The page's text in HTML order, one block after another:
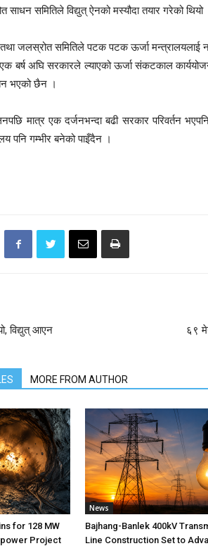
समितिले विद्युत् ऐनको मस्यौदा तयार गरेको थियो
जलस्रोत समितिले पटक पटक ऊर्जा मन्त्रालयलाई
बर्ष अघि सरकारले ल्याएको ऊर्जा संकटकाल
भएको छैन ।
मात्र एक दर्जनभन्दा बढी सरकार परिवर्तन
पनि गम्भीर बनेको पाइँदैन ।
विद्युत् आएन ६९
MORE FROM AUTHOR
for 128 MW
Project
News
Bajhang-Banlek 400kV
Line Construction Set to